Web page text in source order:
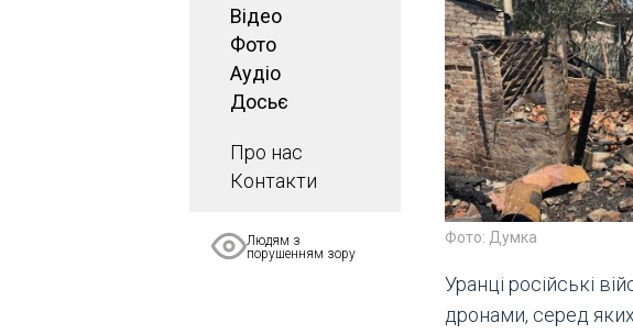
Відео
Фото
Аудіо
Досьє
Про нас
Контакти
Людям з
порушенням зору
Фото: Думка
Уранці російські
дронами, серед